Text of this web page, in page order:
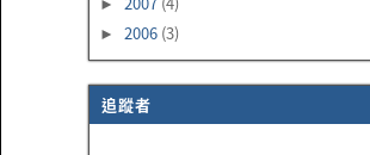
►
► 2006 (3)
追蹤者